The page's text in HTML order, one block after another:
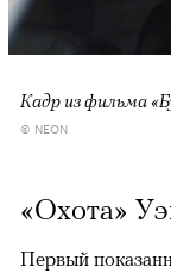
Кадр из фильма
© NEON
«Охота»
Первый